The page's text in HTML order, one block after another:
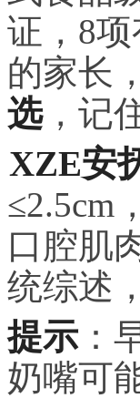
证，8
的家长
选，记
XZE安
≤2.5cm
口腔肌
统综述
提示：
奶嘴可